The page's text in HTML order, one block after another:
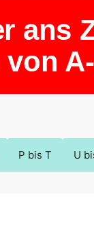
ans
P bis T U